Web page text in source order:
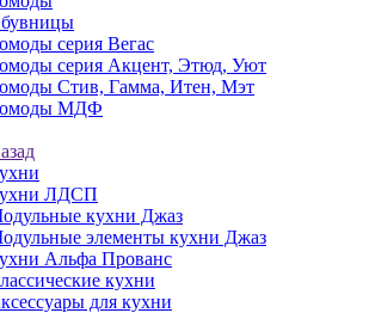
серия Вегас
серия Акцент, Этюд, Уют
Стив, Гамма, Итен, Мэт
МДФ
ЛДСП
кухни Джаз
элементы кухни Джаз
Альфа Прованс
кухни
для кухни